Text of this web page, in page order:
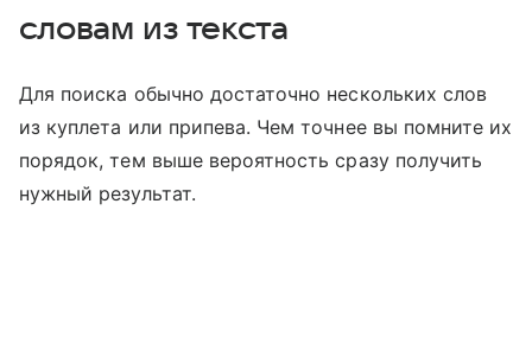
словам из текста
Для поиска обычно достаточно нескольких слов
из куплета или припева. Чем точнее вы помните их
порядок, тем выше вероятность сразу получить
нужный результат.